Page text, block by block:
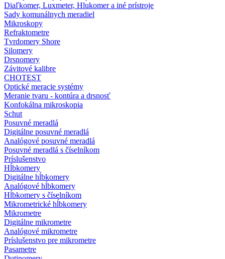
Diaľkomer, Luxmeter, Hlukomer a iné prístroje
Sady komunálnych meradiel
Mikroskopy
Refraktometre
Tvrdomery Shore
Silomery
Drsnomery
Závitové kalibre
CHOTEST
Optické meracie systémy
Meranie tvaru - kontúra a drsnosť
Konfokálna mikroskopia
Schut
Posuvné meradlá
Digitálne posuvné meradlá
Analógové posuvné meradlá
Posuvné meradlá s číselníkom
Príslušenstvo
Hĺbkomery
Digitálne hĺbkomery
Analógové hĺbkomery
Hĺbkomery s číselníkom
Mikrometrické hĺbkomery
Mikrometre
Digitálne mikrometre
Analógové mikrometre
Príslušenstvo pre mikrometre
Pasametre